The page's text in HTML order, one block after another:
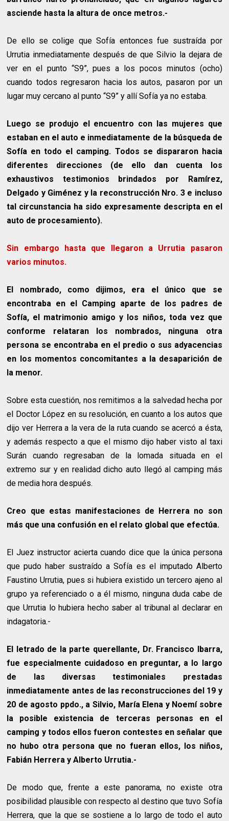
asciende hasta la altura de once metros.-
De ello se colige que Sofía entonces fue sustraída por
Urrutia inmediatamente después de que Silvio la dejara de
ver en el punto “S9”, pues a los pocos minutos (ocho)
cuando todos regresaron hacia los autos, pasaron por un
lugar muy cercano al punto “S9” y allí Sofía ya no estaba.
Luego se produjo el encuentro con las mujeres que
estaban en el auto e inmediatamente de la búsqueda de
Sofía en todo el camping. Todos se dispararon hacia
diferentes direcciones (de ello dan cuenta los
exhaustivos testimonios brindados por Ramírez,
Delgado y Giménez y la reconstrucción Nro. 3 e incluso
tal circunstancia ha sido expresamente descripta en el
auto de procesamiento).
Sin embargo hasta que llegaron a Urrutia pasaron
varios minutos.
El nombrado, como dijimos, era el único que se
encontraba en el Camping aparte de los padres de
Sofía, el matrimonio amigo y los niños, toda vez que
conforme relataran los nombrados, ninguna otra
persona se encontraba en el predio o sus adyacencias
en los momentos concomitantes a la desaparición de
la menor.
Sobre esta cuestión, nos remitimos a la salvedad hecha por
el Doctor López en su resolución, en cuanto a los autos que
dijo ver Herrera a la vera de la ruta cuando se acercó a ésta,
y además respecto a que el mismo dijo haber visto al taxi
Surán cuando regresaban de la lomada situada en el
extremo sur y en realidad dicho auto llegó al camping más
de media hora después.
Creo que estas manifestaciones de Herrera no son
más que una confusión en el relato global que efectúa.
El Juez instructor acierta cuando dice que la única persona
que pudo haber sustraído a Sofía es el imputado Alberto
Faustino Urrutia, pues si hubiera existido un tercero ajeno al
grupo ya referenciado o a él mismo, ninguna duda cabe de
que Urrutia lo hubiera hecho saber al tribunal al declarar en
indagatoria.-
El letrado de la parte querellante, Dr. Francisco Ibarra,
fue especialmente cuidadoso en preguntar, a lo largo
de las diversas testimoniales prestadas
inmediatamente antes de las reconstrucciones del 19 y
20 de agosto ppdo., a Silvio, María Elena y Noemí sobre
la posible existencia de terceras personas en el
camping y todos ellos fueron contestes en señalar que
no hubo otra persona que no fueran ellos, los niños,
Fabián Herrera y Alberto Urrutia.-
De modo que, frente a este panorama, no existe otra
posibilidad plausible con respecto al destino que tuvo Sofía
Herrera, que la que se sostiene a lo largo de todo el auto